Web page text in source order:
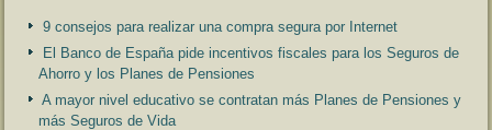
9 consejos para realizar una compra segura por Internet
El Banco de España pide incentivos fiscales para los Seguros de
Ahorro y los Planes de Pensiones
A mayor nivel educativo se contratan más Planes de Pensiones y
más Seguros de Vida